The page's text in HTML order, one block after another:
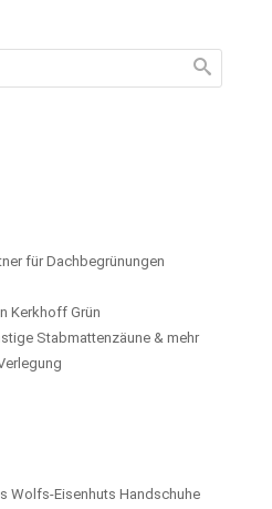
für Dachbegrünungen
Kerkhoff Grün
Stabmattenzäune & mehr
Wolfs-Eisenhuts Handschuhe